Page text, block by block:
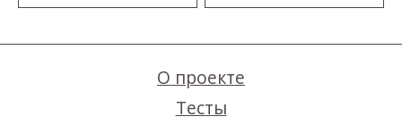
О проекте
Тесты